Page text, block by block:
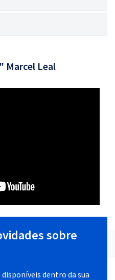
Marcel Leal
sobre
dentro da sua